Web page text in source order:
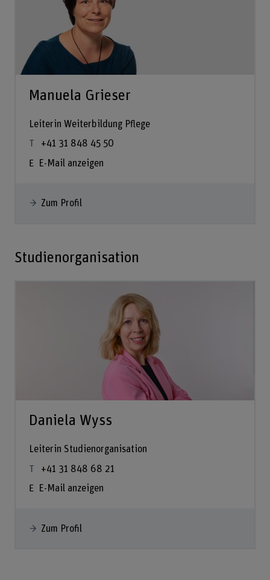
Manuela Grieser
Leiterin Weiterbildung Pflege
+41 31 848 45 50
E-Mail anzeigen
Zum Profil
Studienorganisation
Daniela Wyss
Leiterin Studienorganisation
+41 31 848 68 21
E-Mail anzeigen
Zum Profil